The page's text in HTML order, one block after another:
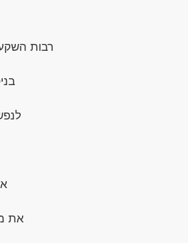
רבות
את